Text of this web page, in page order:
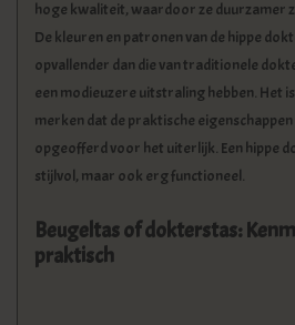
hoge kwaliteit, waardoor ze duurzamer
De kleuren en patronen van de hippe
opvallender dan die van traditionele
een modieuzere uitstraling hebben. Het
merken dat de praktische
opgeofferd voor het uiterlijk. Een hippe
stijlvol, maar ook erg functioneel.
Beugeltas of dokterstas:
praktisch